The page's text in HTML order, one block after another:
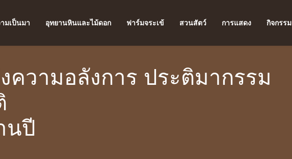
มเป็นมา อุทยานหินและไม้ดอก ฟาร์มจระเข้ สวนสัตว์ การแสดง กิจกรรม
วามอลังการ ประติมากรรม
นปี